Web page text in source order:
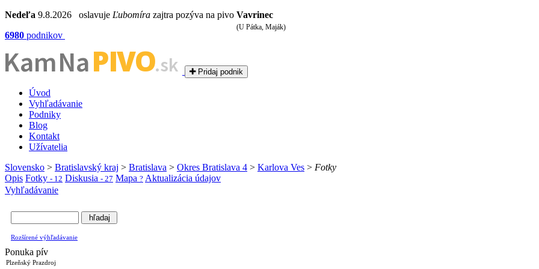
Nedeľa 9.8.2026 oslavuje Ľubomíra zajtra pozýva na pivo Vavrinec
6980 podnikov
Kam NaPIVO.sk Pridaj podnik
Úvod
Vyhľadávanie
Podniky
Blog
Kontakt
Užívatelia
Slovensko > Bratislavský kraj > Bratislava > Okres Bratislava 4 > Karlova Ves > Fotky
Opis Fotky - 12 Diskusia - 27 Mapa ? Aktualizácia údajov
Vyhľadávanie
Rozšírené výhľadávanie
Ponuka pív
Plzeňský Prazdroj
(U Pátka, Maják)